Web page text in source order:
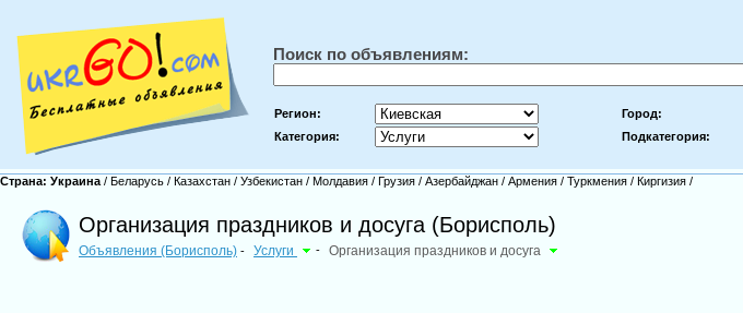
Поиск по объявлениям:
Регион: Город:
Категория:
Подкатегория:
Страна: Украина / Беларусь / Казахстан / Узбекистан / Молдавия / Грузия / Азербайджан / Армения / Туркмения / Киргизия /
Организация праздников и досуга (Борисполь)
Объявления (Борисполь) - Услуги - Организация праздников и досуга